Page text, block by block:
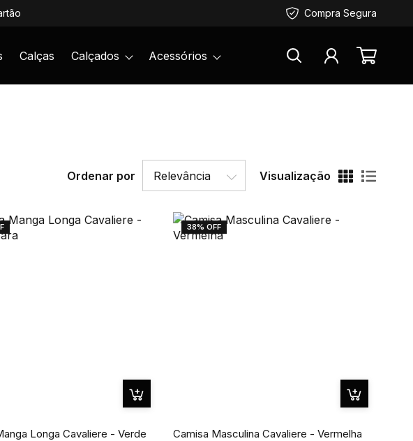
Compra Segura
Calças Calçados Acessórios
Ordenar por Visualização
Longa Cavaliere - Verde
38% OFF
Camisa Masculina Cavaliere - Vermelha